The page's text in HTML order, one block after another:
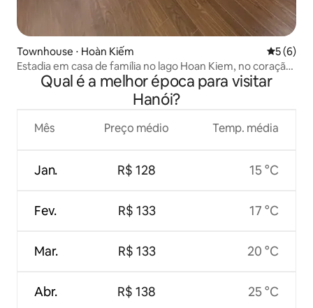
Townhouse ⋅ Hoàn Kiếm 5 de
5 (6)
Estadia em casa de família no lago Hoan Kiem, no coração
de HanóiQual é a melhor época para visitar
Hanói?
Mês
Jan.
Fev.
Mar.
Abr.
Preço médio
R$ 128
R$ 133
R$ 133
R$ 138
Temp. média
15 °C
17 °C
20 °C
25 °C